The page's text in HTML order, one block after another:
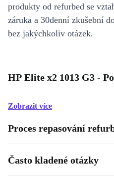
produkty od refurbed se
záruka a 30denní zkušební
bez jakýchkoliv otázek.
HP Elite x2 1013 G3 -
Zobrazit více
Proces repasování
Často kladené otázky